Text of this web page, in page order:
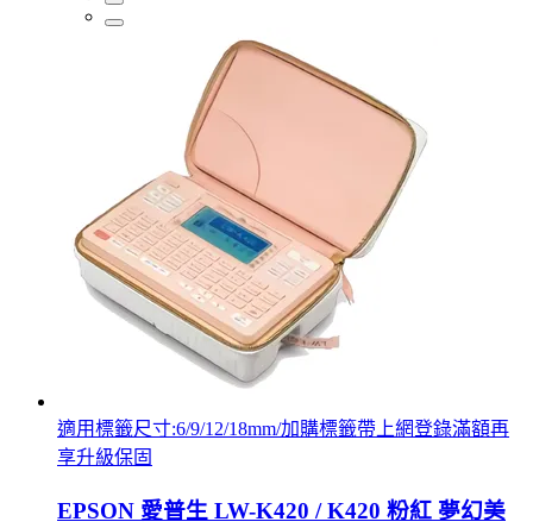
適用標籤尺寸:6/9/12/18mm/加購標籤帶上網登錄滿額再
享升級保固
EPSON 愛普生 LW-K420 / K420 粉紅 夢幻美